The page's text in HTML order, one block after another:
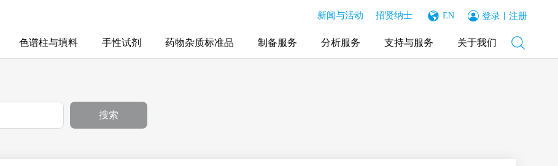
新闻与活动 招贤纳士 EN 登录 注册
色谱柱与填料 手性试剂 药物杂质标准品 制备服务 分析服务 支持与服务 关于我们
搜索